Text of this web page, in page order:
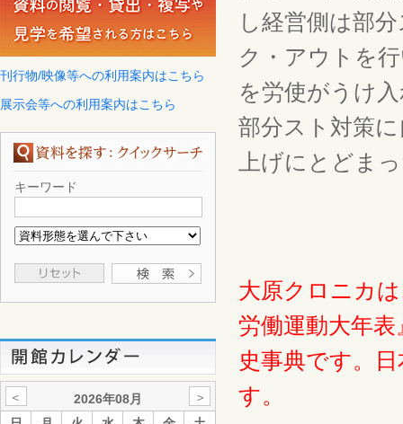
刊行物/映像等への利用案内はこちら
展示会等への利用案内はこちら
キーワード
＜ 2026年08月
＞
し経営側は部
ク・アウトを
を労使がうけ
部分スト対策
上げにとどま
大原クロニカ
労働運動大年
史事典です。
す。